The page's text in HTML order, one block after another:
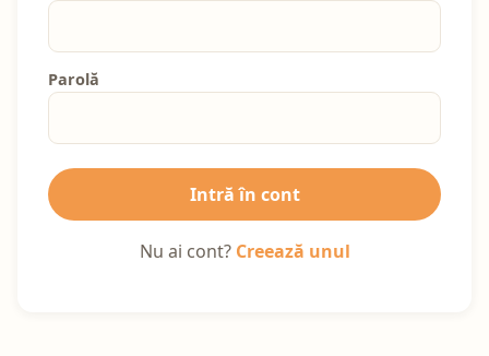
Parolă
Intră în cont
Nu ai cont? Creează unul